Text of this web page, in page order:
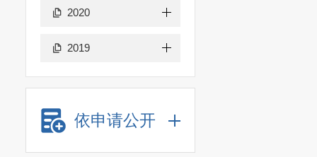
2020
2019
依申请公开